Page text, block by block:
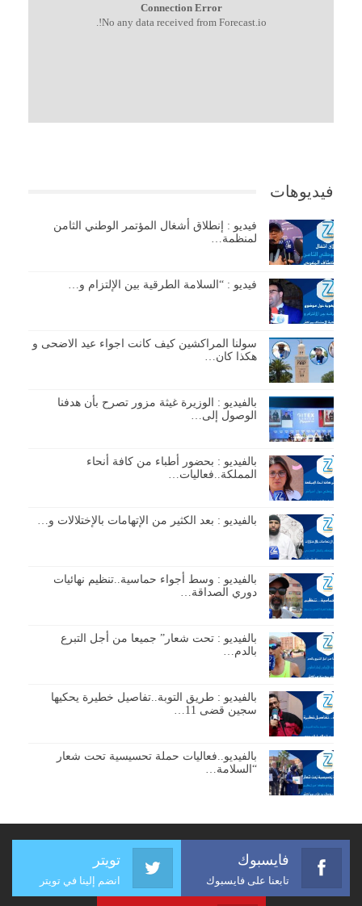
Connection Error
No any data received from Forecast.io!.
فيديوهات
فيديو : إنطلاق أشغال المؤتمر الوطني الثامن
لمنظمة…
فيديو : “السلامة الطرقية بين الإلتزام و…
سولنا المراكشين كيف كانت اجواء عيد الاضحى و
هكذا كان…
بالفيديو : الوزيرة غيثة مزور تصرح بأن هدفنا
الوصول إلى…
بالفيديو : بحضور أطباء من كافة أنحاء
المملكة..فعاليات…
بالفيديو : بعد الكثير من الإتهامات بالإختلالات و…
بالفيديو : وسط أجواء حماسية..تنظيم نهائيات
دوري الصداقة…
بالفيديو : تحت شعار” جميعا من أجل التبرع
بالدم…
بالفيديو : طريق التوبة..تفاصيل خطيرة يحكيها
سجين قضى 11…
بالفيديو..فعاليات حملة تحسيسية تحت شعار
“السلامة…
فايسبوك
تابعنا على فايسبوك
تويتر
انضم إلينا في تويتر